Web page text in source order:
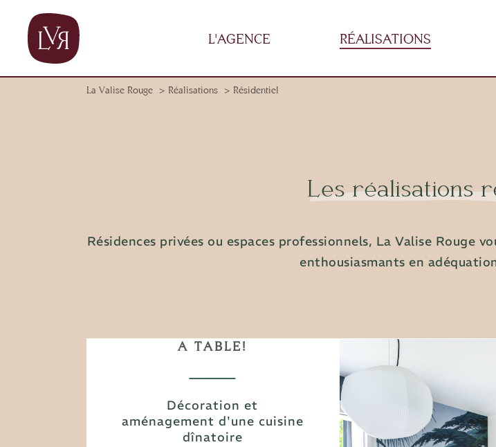
L'AGENCE RÉALISATIONS
La Valise Rouge Réalisations Résidentiel
Les réalisations
Résidences privées ou espaces professionnels, La Valise Rouge
enthousiasmants en
A TABLE!
Décoration et
aménagement d'une cuisine
dînatoire